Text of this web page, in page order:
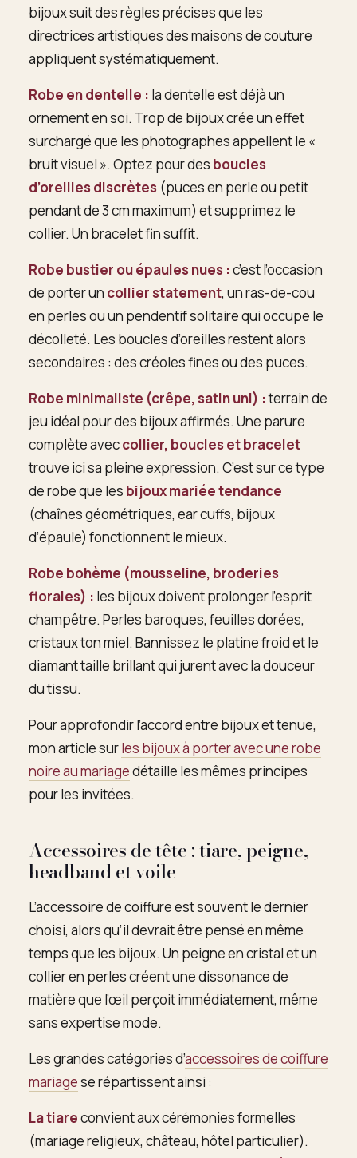
bijoux suit des règles précises que les
directrices artistiques des maisons de couture
appliquent systématiquement.
Robe en dentelle : la dentelle est déjà un
ornement en soi. Trop de bijoux crée un effet
surchargé que les photographes appellent le «
bruit visuel ». Optez pour des boucles
d’oreilles discrètes (puces en perle ou petit
pendant de 3 cm maximum) et supprimez le
collier. Un bracelet fin suffit.
Robe bustier ou épaules nues :c’est l’occasion
de porter un collier statement, un ras-de-cou
en perles ou un pendentif solitaire qui occupe le
décolleté. Les boucles d’oreilles restent alors
secondaires : des créoles fines ou des puces.
Robe minimaliste (crêpe, satin uni) :terrain de
jeu idéal pour des bijoux affirmés. Une parure
complète aveccollier, boucles et bracelet
trouve ici sa pleine expression. C’est sur ce type
de robe que les bijoux mariée tendance
(chaînes géométriques, ear cuffs, bijoux
d’épaule) fonctionnent le mieux.
Robe bohème (mousseline, broderies
florales) : les bijoux doivent prolonger l’esprit
champêtre. Perles baroques, feuilles dorées,
cristaux ton miel. Bannissez le platine froid et le
diamant taille brillant qui jurent avec la douceur
du tissu.
Pour approfondir l’accord entre bijoux et tenue,
mon article surles bijoux à porter avec une robe
noire au mariagedétaille les mêmes principes
pour les invitées.
Accessoires de tête : tiare, peigne,
headband et voile
L’accessoire de coiffure est souvent le dernier
choisi, alors qu’il devrait être pensé en même
temps que les bijoux. Un peigne en cristal et un
collier en perles créent une dissonance de
matière que l’œil perçoit immédiatement, même
sans expertise mode.
Les grandes catégories d’accessoires de coiffure
mariagese répartissent ainsi :
La tiareconvient aux cérémonies formelles
(mariage religieux, château, hôtel particulier).